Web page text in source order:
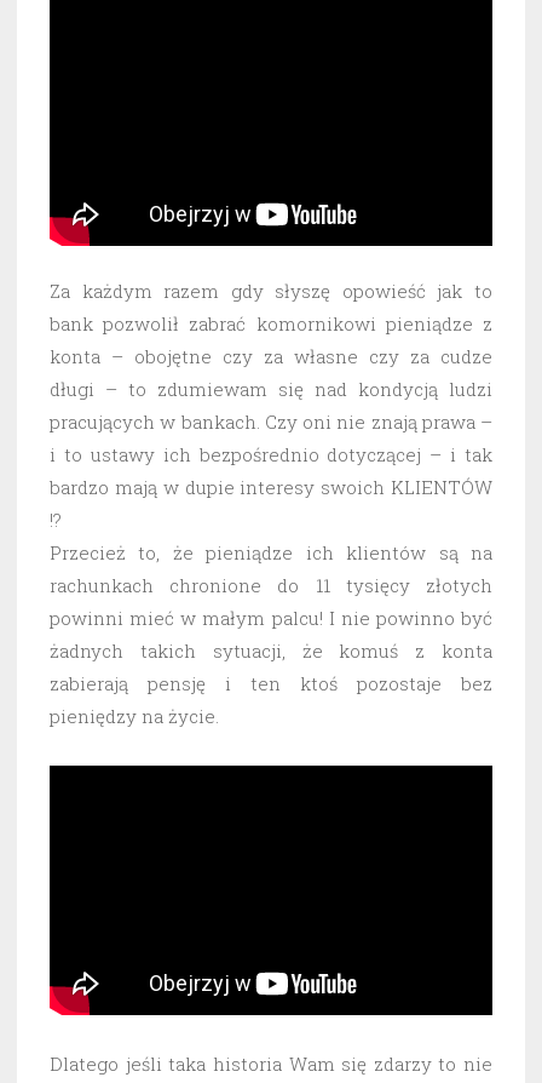
Za każdym razem gdy słyszę opowieść jak to
bank pozwolił zabrać komornikowi pieniądze z
konta – obojętne czy za własne czy za cudze
długi – to zdumiewam się nad kondycją ludzi
pracujących w bankach. Czy oni nie znają prawa –
i to ustawy ich bezpośrednio dotyczącej – i tak
bardzo mają w dupie interesy swoich KLIENTÓW
!?
Przecież to, że pieniądze ich klientów są na
rachunkach chronione do 11 tysięcy złotych
powinni mieć w małym palcu! I nie powinno być
żadnych takich sytuacji, że komuś z konta
zabierają pensję i ten ktoś pozostaje bez
pieniędzy na życie.
Dlatego jeśli taka historia Wam się zdarzy to nie